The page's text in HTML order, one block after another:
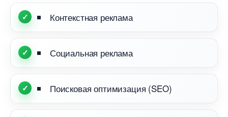
Контекстная реклама
Социальная реклама
Поисковая оптимизация (SEO)